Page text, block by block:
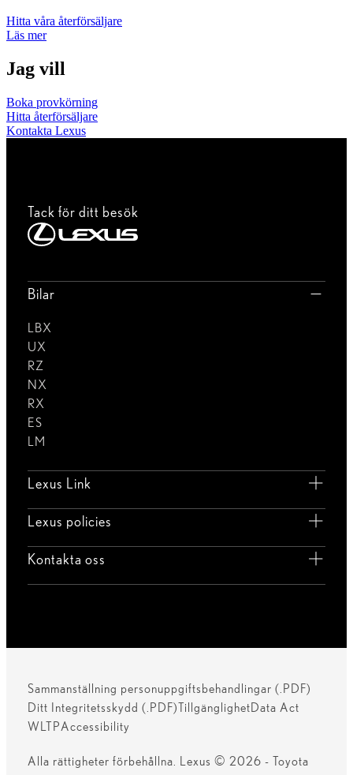
Hitta våra återförsäljare
Läs mer
Jag vill
Boka provkörning
Hitta återförsäljare
Kontakta Lexus
Tack för ditt besök
Bilar
LBX
UX
RZ
NX
RX
ES
LM
Lexus Link
Lexus policies
Kontakta oss
Sammanställning personuppgiftsbehandlingar (.PDF)
Ditt Integritetsskydd (.PDF)TillgänglighetData Act
WLTPAccessibility
Alla rättigheter förbehållna. Lexus © 2026 - Toyota